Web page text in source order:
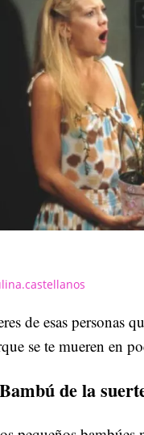
de esas personas
se te mueren en
de la